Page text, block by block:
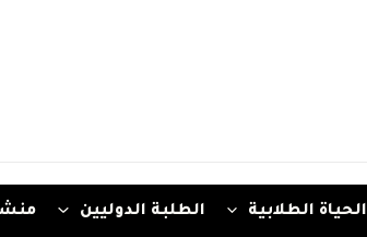
الحياة الطلابية الطلبة الدوليين